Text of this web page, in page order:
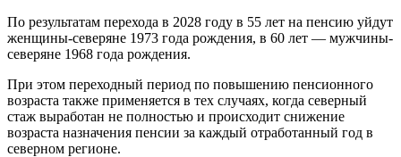
По результатам перехода в 2028 году в 55 лет на пенсию уйдут
женщины-северяне 1973 года рождения, в 60 лет — мужчины-
северяне 1968 года рождения.
При этом переходный период по повышению пенсионного
возраста также применяется в тех случаях, когда северный
стаж выработан не полностью и происходит снижение
возраста назначения пенсии за каждый отработанный год в
северном регионе.